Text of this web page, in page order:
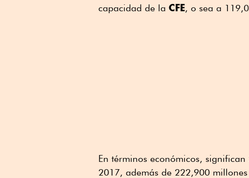
capacidad de la CFE, o sea a
En términos económicos,
2017, además de 222,900